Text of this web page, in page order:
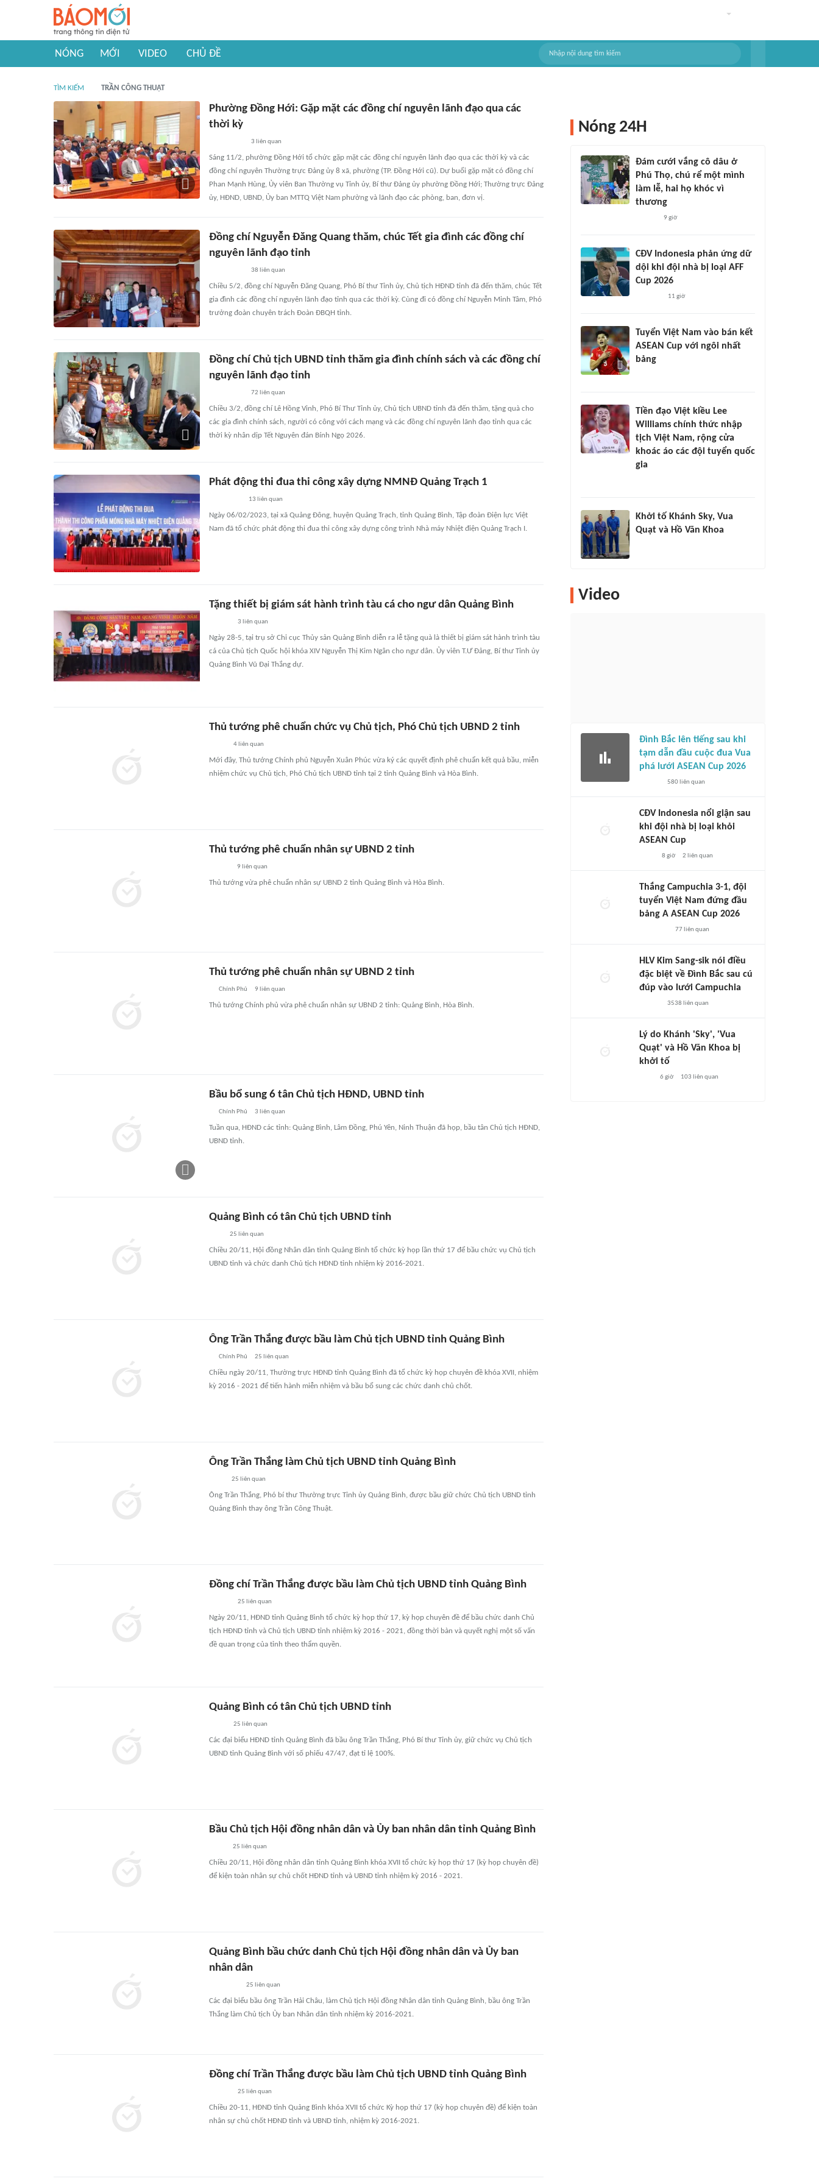
NÓNG MỚI VIDEO CHỦ ĐỀ
TÌM KIẾM TRẦN CÔNG THUẬT
Phường Đồng Hới: Gặp mặt các đồng chí nguyên lãnh đạo qua các
thời kỳ
3 liên quan
Sáng 11/2, phường Đồng Hới tổ chức gặp mặt các đồng chí nguyên lãnh đạo qua các thời kỳ và các
đồng chí nguyên Thường trực Đảng ủy 8 xã, phường (TP. Đồng Hới cũ). Dự buổi gặp mặt có đồng chí
Phan Mạnh Hùng, Ủy viên Ban Thường vụ Tỉnh ủy, Bí thư Đảng ủy phường Đồng Hới; Thường trực Đảng
ủy, HĐND, UBND, Ủy ban MTTQ Việt Nam phường và lãnh đạo các phòng, ban, đơn vị.
Đồng chí Nguyễn Đăng Quang thăm, chúc Tết gia đình các đồng chí
nguyên lãnh đạo tỉnh
38 liên quan
Chiều 5/2, đồng chí Nguyễn Đăng Quang, Phó Bí thư Tỉnh ủy, Chủ tịch HĐND tỉnh đã đến thăm, chúc Tết
gia đình các đồng chí nguyên lãnh đạo tỉnh qua các thời kỳ. Cùng đi có đồng chí Nguyễn Minh Tâm, Phó
trưởng đoàn chuyên trách Đoàn ĐBQH tỉnh.
Đồng chí Chủ tịch UBND tỉnh thăm gia đình chính sách và các đồng chí
nguyên lãnh đạo tỉnh
72 liên quan
Chiều 3/2, đồng chí Lê Hồng Vinh, Phó Bí Thư Tỉnh ủy, Chủ tịch UBND tỉnh đã đến thăm, tặng quà cho
các gia đình chính sách, người có công với cách mạng và các đồng chí nguyên lãnh đạo tỉnh qua các
thời kỳ nhân dịp Tết Nguyên đán Bính Ngọ 2026.
Phát động thi đua thi công xây dựng NMNĐ Quảng Trạch 1
13 liên quan
Ngày 06/02/2023, tại xã Quảng Đông, huyện Quảng Trạch, tỉnh Quảng Bình, Tập đoàn Điện lực Việt
Nam đã tổ chức phát động thi đua thi công xây dựng công trình Nhà máy Nhiệt điện Quảng Trạch I.
Tặng thiết bị giám sát hành trình tàu cá cho ngư dân Quảng Bình
3 liên quan
Ngày 28-5, tại trụ sở Chi cục Thủy sản Quảng Bình diễn ra lễ tặng quà là thiết bị giám sát hành trình tàu
cá của Chủ tịch Quốc hội khóa XIV Nguyễn Thị Kim Ngân cho ngư dân. Ủy viên T.Ư Đảng, Bí thư Tỉnh ủy
Quảng Bình Vũ Đại Thắng dự.
Thủ tướng phê chuẩn chức vụ Chủ tịch, Phó Chủ tịch UBND 2 tỉnh
4liên quan
Mới đây, Thủ tướng Chính phủ Nguyễn Xuân Phúc vừa ký các quyết định phê chuẩn kết quả bầu, miễn
nhiệm chức vụ Chủ tịch, Phó Chủ tịch UBND tỉnh tại 2 tỉnh Quảng Bình và Hòa Bình.
Thủ tướng phê chuẩn nhân sự UBND 2 tỉnh
9 liên quan
Thủ tướng vừa phê chuẩn nhân sự UBND 2 tỉnh Quảng Bình và Hòa Bình.
Thủ tướng phê chuẩn nhân sự UBND 2 tỉnh
Chính Phủ 9 liên quan
Thủ tướng Chính phủ vừa phê chuẩn nhân sự UBND 2 tỉnh: Quảng Bình, Hòa Bình.
Bầu bổ sung 6 tân Chủ tịch HĐND, UBND tỉnh
Chính Phủ 3 liên quan
Tuần qua, HĐND các tỉnh: Quảng Bình, Lâm Đồng, Phú Yên, Ninh Thuận đã họp, bầu tân Chủ tịch HĐND,
UBND tỉnh.
Quảng Bình có tân Chủ tịch UBND tỉnh
25 liên quan
Chiều 20/11, Hội đồng Nhân dân tỉnh Quảng Bình tổ chức kỳ họp lần thứ 17 để bầu chức vụ Chủ tịch
UBND tỉnh và chức danh Chủ tịch HĐND tỉnh nhiệm kỳ 2016-2021.
Ông Trần Thắng được bầu làm Chủ tịch UBND tỉnh Quảng Bình
Chính Phủ 25 liên quan
Chiều ngày 20/11, Thường trực HĐND tỉnh Quảng Bình đã tổ chức kỳ họp chuyên đề khóa XVII, nhiệm
kỳ 2016 - 2021 để tiến hành miễn nhiệm và bầu bổ sung các chức danh chủ chốt.
Ông Trần Thắng làm Chủ tịch UBND tỉnh Quảng Bình
25 liên quan
Ông Trần Thắng, Phó bí thư Thường trực Tỉnh ủy Quảng Bình, được bầu giữ chức Chủ tịch UBND tỉnh
Quảng Bình thay ông Trần Công Thuật.
Đồng chí Trần Thắng được bầu làm Chủ tịch UBND tỉnh Quảng Bình
25 liên quan
Ngày 20/11, HĐND tỉnh Quảng Bình tổ chức kỳ họp thứ 17, kỳ họp chuyên đề để bầu chức danh Chủ
tịch HĐND tỉnh và Chủ tịch UBND tỉnh nhiệm kỳ 2016 - 2021, đồng thời bàn và quyết nghị một số vấn
đề quan trọng của tỉnh theo thẩm quyền.
Quảng Bình có tân Chủ tịch UBND tỉnh
25 liên quan
Các đại biểu HĐND tỉnh Quảng Bình đã bầu ông Trần Thắng, Phó Bí thư Tỉnh ủy, giữ chức vụ Chủ tịch
UBND tỉnh Quảng Bình với số phiếu 47/47, đạt tỉ lệ 100%.
Bầu Chủ tịch Hội đồng nhân dân và Ủy ban nhân dân tỉnh Quảng Bình
25 liên quan
Chiều 20/11, Hội đồng nhân dân tỉnh Quảng Bình khóa XVII tổ chức kỳ họp thứ 17 (kỳ họp chuyên đề)
để kiện toàn nhân sự chủ chốt HĐND tỉnh và UBND tỉnh nhiệm kỳ 2016 - 2021.
Quảng Bình bầu chức danh Chủ tịch Hội đồng nhân dân và Ủy ban
nhân dân
25 liên quan
Các đại biểu bầu ông Trần Hải Châu, làm Chủ tịch Hội đồng Nhân dân tỉnh Quảng Bình, bầu ông Trần
Thắng làm Chủ tịch Ủy ban Nhân dân tỉnh nhiệm kỳ 2016-2021.
Đồng chí Trần Thắng được bầu làm Chủ tịch UBND tỉnh Quảng Bình
25 liên quan
Chiều 20-11, HĐND tỉnh Quảng Bình khóa XVII tổ chức Kỳ họp thứ 17 (kỳ họp chuyên đề) để kiện toàn
nhân sự chủ chốt HĐND tỉnh và UBND tỉnh, nhiệm kỳ 2016-2021.
Nóng 24H
Đám cưới vắng cô dâu ở
Phú Thọ, chú rể một mình
làm lễ, hai họ khóc vì
thương
9 giờ
CĐV Indonesia phản ứng dữ
dội khi đội nhà bị loại AFF
Cup 2026
11 giờ
Tuyển Việt Nam vào bán kết
ASEAN Cup với ngôi nhất
bảng
Tiền đạo Việt kiều Lee
Williams chính thức nhập
tịch Việt Nam, rộng cửa
khoác áo các đội tuyển quốc
gia
Khởi tố Khánh Sky, Vua
Quạt và Hồ Văn Khoa
Video
Đình Bắc lên tiếng sau khi
tạm dẫn đầu cuộc đua Vua
phá lưới ASEAN Cup 2026
580liên quan
CĐV Indonesia nổi giận sau
khi đội nhà bị loại khỏi
ASEAN Cup
8 giờ 2 liên quan
Thắng Campuchia 3-1, đội
tuyển Việt Nam đứng đầu
bảng A ASEAN Cup 2026
77liên quan
HLV Kim Sang-sik nói điều
đặc biệt về Đình Bắc sau cú
đúp vào lưới Campuchia
3538 liên quan
Lý do Khánh 'Sky', 'Vua
Quạt' và Hồ Văn Khoa bị
khởi tố
6 giờ 103 liên quan